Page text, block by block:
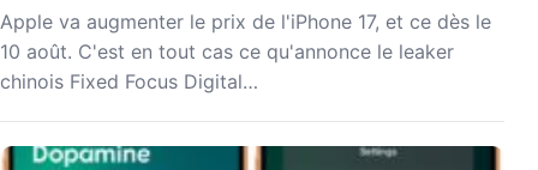
Apple va augmenter le prix de l'iPhone 17, et ce dès le
10 août. C'est en tout cas ce qu'annonce le leaker
chinois Fixed Focus Digital…